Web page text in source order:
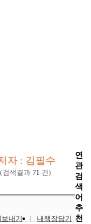
자 : 김필수
(검색결과 71 건)
내기
내책장담기
연
관
검
색
어
추
천